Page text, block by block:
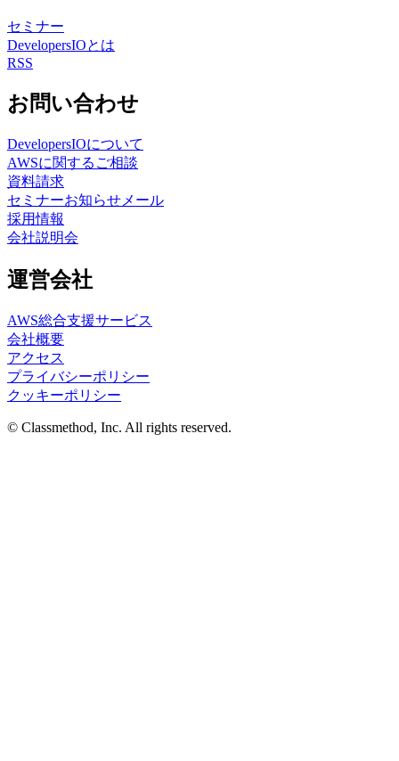
セミナー
DevelopersIOとは
RSS
お問い合わせ
DevelopersIOについて
AWSに関するご相談
資料請求
セミナーお知らせメール
採用情報
会社説明会
運営会社
AWS総合支援サービス
会社概要
アクセス
プライバシーポリシー
クッキーポリシー
© Classmethod, Inc. All rights reserved.